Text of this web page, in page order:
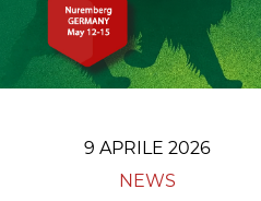
9 APRILE 2026
NEWS